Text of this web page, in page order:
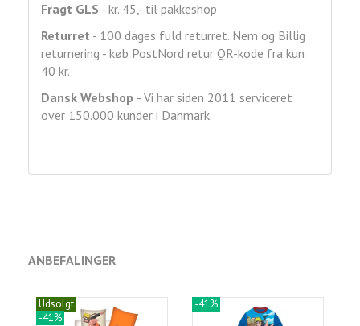
Fragt GLS - kr. 45,- til pakkeshop
Returret - 100 dages fuld returret. Nem og Billig
returnering - køb PostNord retur QR-kode fra kun
40 kr.
Dansk Webshop - Vi har siden 2011 serviceret
over 150.000 kunder i Danmark.
ANBEFALINGER
Udsolgt
-41%
-41%